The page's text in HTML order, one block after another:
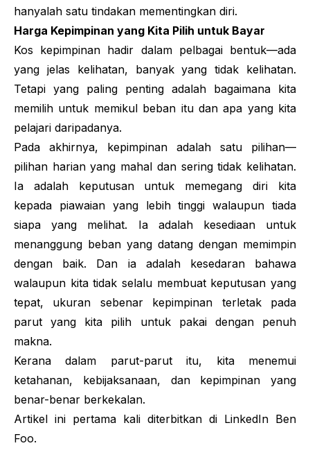
hanyalah satu tindakan mementingkan diri.
Harga Kepimpinan yang Kita Pilih untuk Bayar
Kos kepimpinan hadir dalam pelbagai bentuk—ada
yang jelas kelihatan, banyak yang tidak kelihatan.
Tetapi yang paling penting adalah bagaimana kita
memilih untuk memikul beban itu dan apa yang kita
pelajari daripadanya.
Pada akhirnya, kepimpinan adalah satu pilihan—
pilihan harian yang mahal dan sering tidak kelihatan.
Ia adalah keputusan untuk memegang diri kita
kepada piawaian yang lebih tinggi walaupun tiada
siapa yang melihat. Ia adalah kesediaan untuk
menanggung beban yang datang dengan memimpin
dengan baik. Dan ia adalah kesedaran bahawa
walaupun kita tidak selalu membuat keputusan yang
tepat, ukuran sebenar kepimpinan terletak pada
parut yang kita pilih untuk pakai dengan penuh
makna.
Kerana dalam parut-parut itu, kita menemui
ketahanan, kebijaksanaan, dan kepimpinan yang
benar-benar berkekalan.
Artikel ini pertama kali diterbitkan di LinkedIn Ben
Foo.